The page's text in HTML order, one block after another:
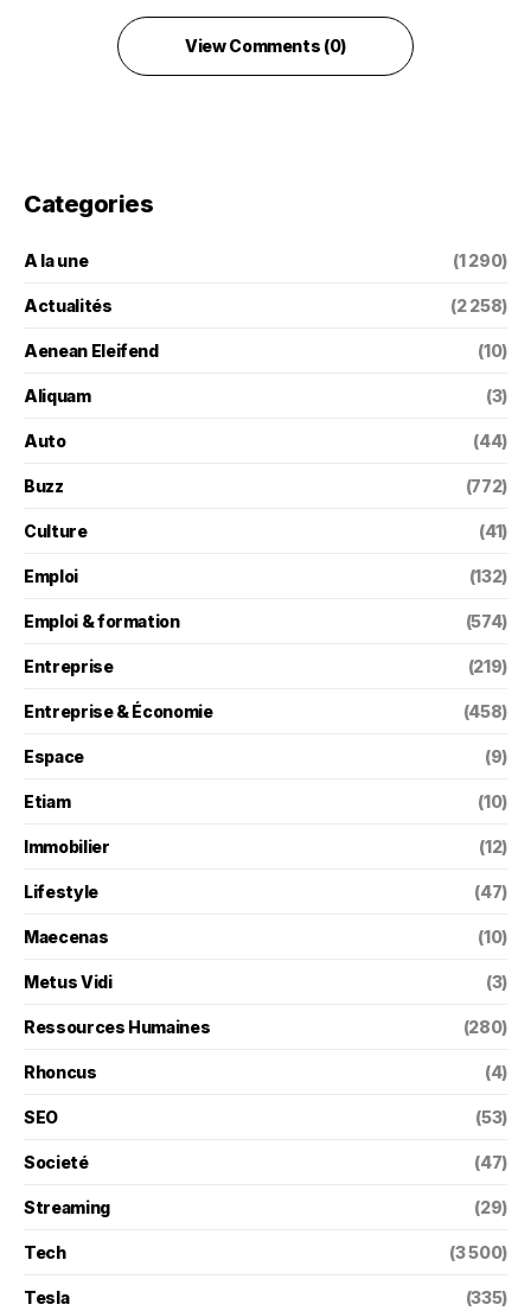
View Comments (0)
Categories
A la une (1 290)
Actualités (2 258)
Aenean Eleifend (10)
Aliquam (3)
Auto (44)
Buzz (772)
Culture (41)
Emploi (132)
Emploi & formation (574)
Entreprise (219)
Entreprise & Économie (458)
Espace (9)
Etiam (10)
Immobilier (12)
Lifestyle (47)
Maecenas (10)
Metus Vidi (3)
Ressources Humaines (280)
Rhoncus (4)
SEO (53)
Societé (47)
Streaming (29)
Tech (3 500)
Tesla (335)